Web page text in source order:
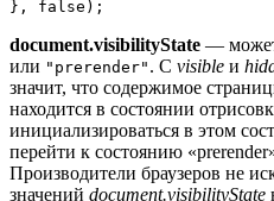
document.visibilityState —
или "prerender" . C visible и
значит, что содержимое
находится в состоянии
инициализироваться в этом
перейти к состоянию
Производители браузеров не
значений document.visibilityState